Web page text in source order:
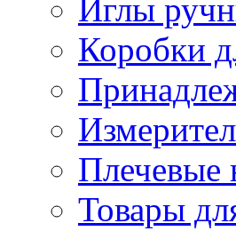
Иглы
Коробки
Плечевые
Товары